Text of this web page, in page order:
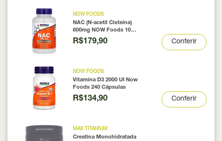
NOW FOODS
NAC (N-acetil Cisteína)
600mg NOW Foods 100
Cápsulas
R$179,90 Conferir
NOW FOODS
Vitamina D3 2000 UI Now
Foods 240 Cápsulas
R$134,90 Conferir
MAX TITANIUM
Creatina Monohidratada